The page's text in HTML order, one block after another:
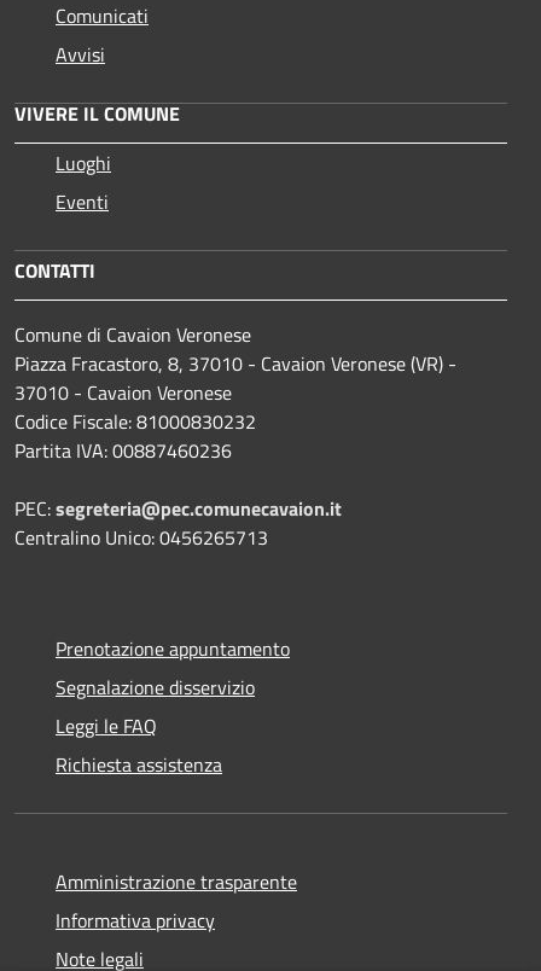
Comunicati
Avvisi
VIVERE IL COMUNE
Luoghi
Eventi
CONTATTI
Comune di Cavaion Veronese
Piazza Fracastoro, 8, 37010 - Cavaion Veronese (VR) -
37010 - Cavaion Veronese
Codice Fiscale: 81000830232
Partita IVA: 00887460236
PEC:segreteria@pec.comunecavaion.it
Centralino Unico: 0456265713
Prenotazione appuntamento
Segnalazione disservizio
Leggi le FAQ
Richiesta assistenza
Amministrazione trasparente
Informativa privacy
Note legali